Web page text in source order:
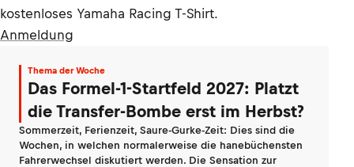
kostenloses Yamaha Racing T-Shirt.
Anmeldung
Thema der Woche
Das Formel-1-Startfeld 2027: Platzt
die Transfer-Bombe erst im Herbst?
Sommerzeit, Ferienzeit, Saure-Gurke-Zeit: Dies sind die
Wochen, in welchen normalerweise die hanebüchensten
Fahrerwechsel diskutiert werden. Die Sensation zur